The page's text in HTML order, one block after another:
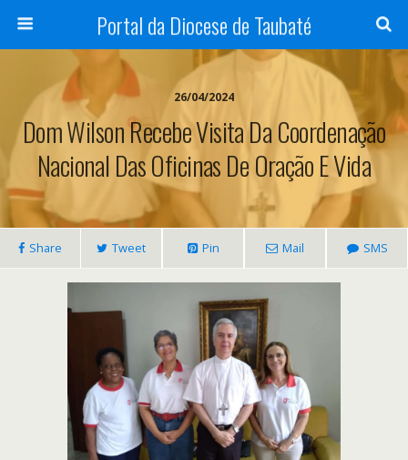
Portal da Diocese de Taubaté
26/04/2024
Dom Wilson Recebe Visita Da Coordenação
Nacional Das Oficinas De Oração E Vida
Share Tweet Pin Mail SMS